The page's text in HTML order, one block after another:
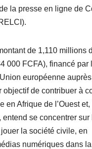
la presse en ligne de
de 1,110 millions
000 FCFA), financé par
européenne
objectif de contribuer à
en Afrique de l’Ouest
entend se concentrer sur
la société civile, en
numériques dans la